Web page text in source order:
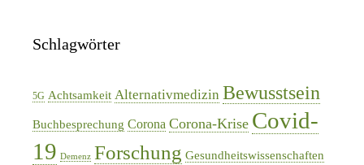
Schlagwörter
5G Achtsamkeit Alternativmedizin Bewusstsein
Buchbesprechung Corona Corona-Krise Covid-
19 Demenz Forschung Gesundheitswissenschaften